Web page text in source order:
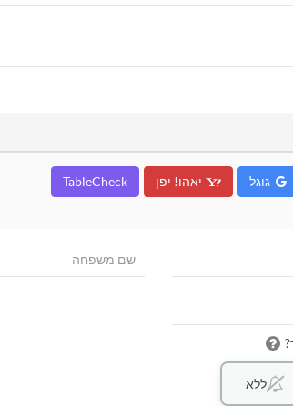
גוגל יאהו! יפן TableCheck
ללא